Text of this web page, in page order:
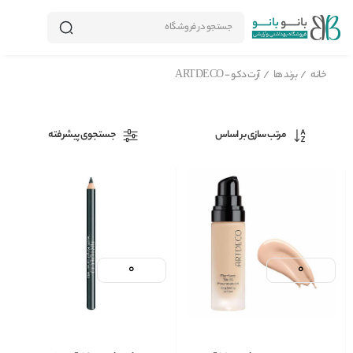
جستجو در فروشگاه
خانه / برند ها / آرت دکو - ARTDECO
مرتب سازی بر اساس جستجوی پیشرفته